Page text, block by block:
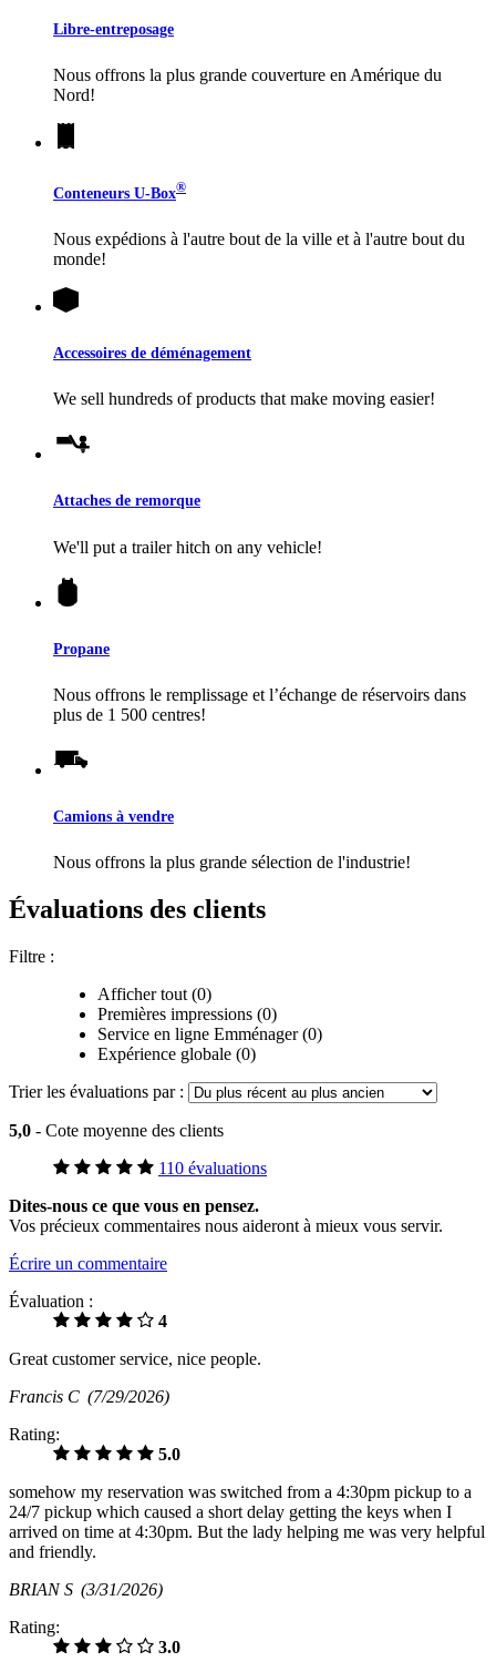
Libre-entreposage
Nous offrons la plus grande couverture en Amérique du
Nord!
Conteneurs U-Box®
Nous expédions à l'autre bout de la ville et à l'autre bout du
monde!
Accessoires de déménagement
We sell hundreds of products that make moving easier!
Attaches de remorque
We'll put a trailer hitch on any vehicle!
Propane
Nous offrons le remplissage et l’échange de réservoirs dans
plus de 1 500 centres!
Camions à vendre
Nous offrons la plus grande sélection de l'industrie!
Évaluations des clients
Filtre :
Afficher tout (0)
Premières impressions (0)
Service en ligne Emménager (0)
Expérience globale (0)
Trier les évaluations par :
5,0 - Cote moyenne des clients
110 évaluations
Dites-nous ce que vous en pensez.
Vos précieux commentaires nous aideront à mieux vous servir.
Écrire un commentaire
Évaluation :
4
Great customer service, nice people.
Francis C (7/29/2026)
Rating:
5.0
somehow my reservation was switched from a 4:30pm pickup to a
24/7 pickup which caused a short delay getting the keys when I
arrived on time at 4:30pm. But the lady helping me was very helpful
and friendly.
BRIAN S (3/31/2026)
Rating:
3.0